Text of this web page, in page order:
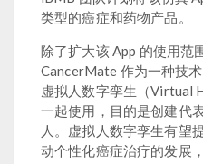
类型的癌症和药物产品。
除了扩大该 App 的使用范
CancerMate 作为一种技
虚拟人数字孪生（Virtual
一起使用，目的是创建代
人。虚拟人数字孪生有望
动个性化癌症治疗的发展